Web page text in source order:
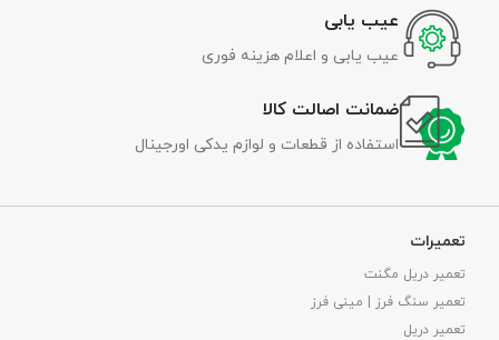
عیب یابی
عیب یابی و اعلام هزینه فوری
ضمانت اصالت کالا
استفاده از قطعات و لوازم یدکی اورجینال
تعمیرات
تعمیر دریل مگنت
تعمیر سنگ فرز | مینی فرز
تعمیر دریل